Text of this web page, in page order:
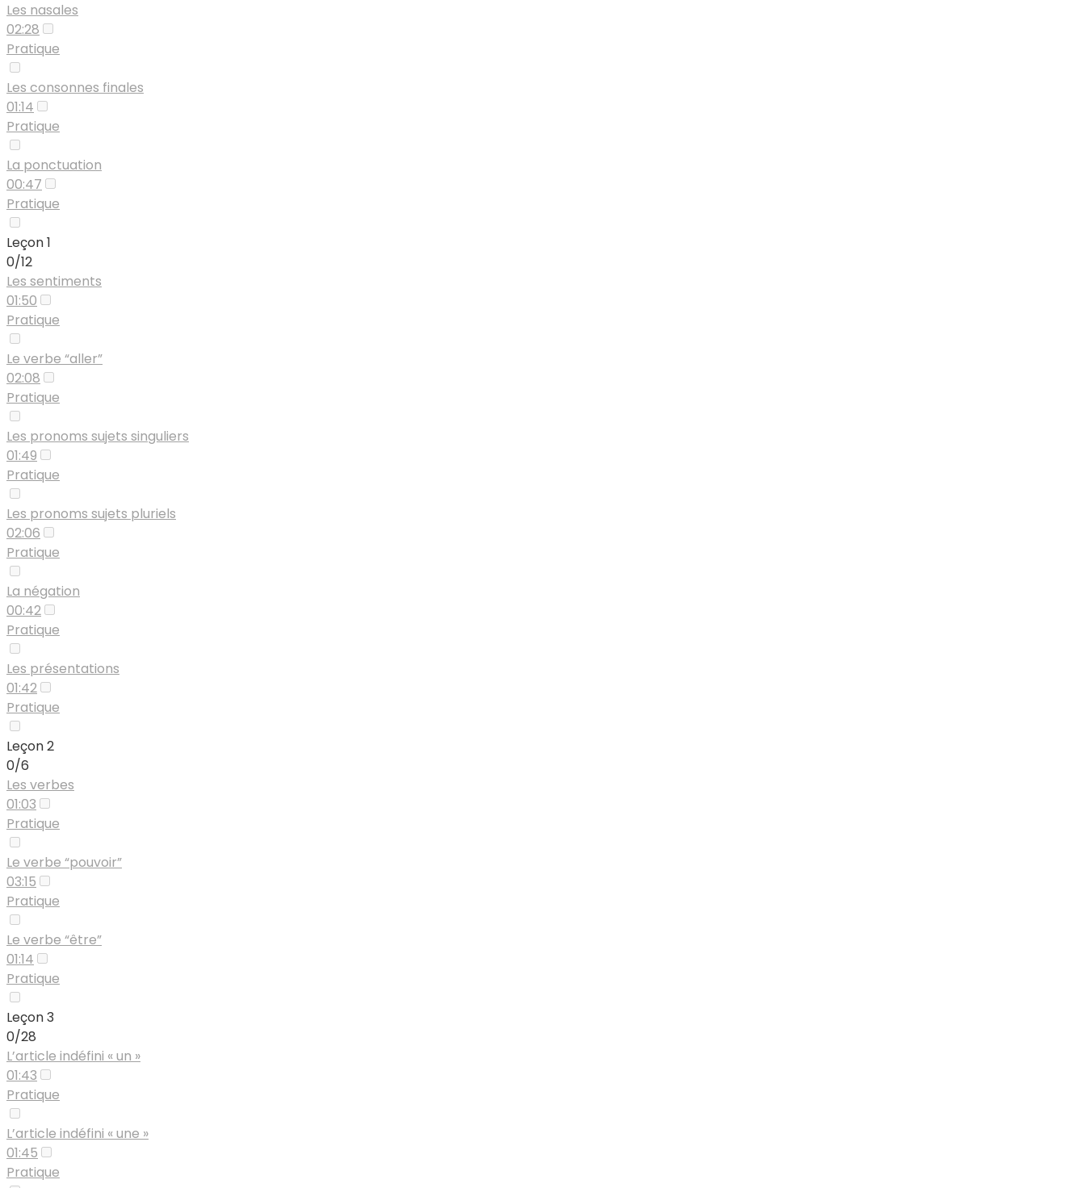
Les nasales
02:28
Pratique
Les consonnes finales
01:14
Pratique
La ponctuation
00:47
Pratique
Leçon 1
0/12
Les sentiments
01:50
Pratique
Le verbe “aller”
02:08
Pratique
Les pronoms sujets singuliers
01:49
Pratique
Les pronoms sujets pluriels
02:06
Pratique
La négation
00:42
Pratique
Les présentations
01:42
Pratique
Leçon 2
0/6
Les verbes
01:03
Pratique
Le verbe “pouvoir”
03:15
Pratique
Le verbe “être”
01:14
Pratique
Leçon 3
0/28
L’article indéfini « un »
01:43
Pratique
L’article indéfini « une »
01:45
Pratique